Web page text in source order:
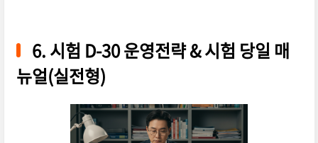
6. 시험 D-30 운영전략 & 시험 당일 매
뉴얼(실전형)